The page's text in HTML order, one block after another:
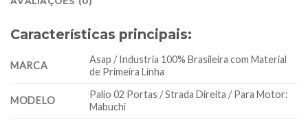
Características principais:
MARCA
Asap / Industria 100% Brasileira com Material
de Primeira Linha
MODELO
Palio 02 Portas / Strada Direita / Para Motor:
Mabuchi